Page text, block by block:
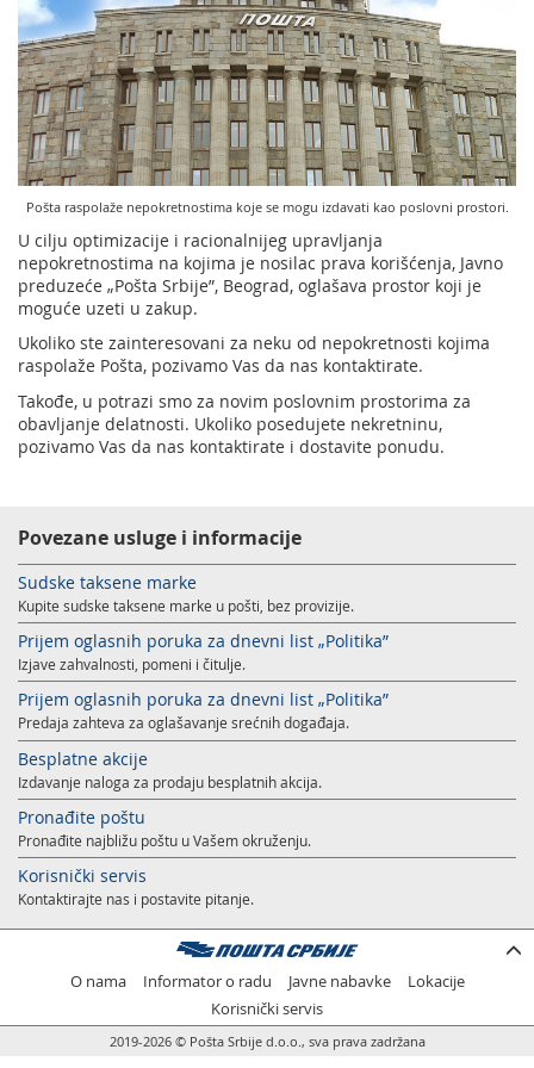
Pravilno adresovanje
Poštanski adresni kod (PAK)
Spisak zabranjenih artikala za uvoz
Usluge za Banku Poštansku štedionicu a. d.
Specifične usluge
Mobilna aplikacija Pošte Srbije
Prodaja, izdavanje i zakup nepokretnosti
Pošte Pet friendly
Prodaja i prekonfiguracija TAG uređaja
Pošta raspolaže nepokretnostima koje se mogu izdavati kao poslovni prostori.
U cilju optimizacije i racionalnijeg upravljanja
nepokretnostima na kojima je nosilac prava korišćenja, Javno
preduzeće „Pošta Srbije”, Beograd, oglašava prostor koji je
moguće uzeti u zakup.
Ukoliko ste zainteresovani za neku od nepokretnosti kojima
raspolaže Pošta, pozivamo Vas da nas kontaktirate.
Takođe, u potrazi smo za novim poslovnim prostorima za
obavljanje delatnosti. Ukoliko posedujete nekretninu,
pozivamo Vas da nas kontaktirate i dostavite ponudu.
Povezane usluge i informacije
Sudske taksene marke
Kupite sudske taksene marke u pošti, bez provizije.
Prijem oglasnih poruka za dnevni list „Politika”
Izjave zahvalnosti, pomeni i čitulje.
Prijem oglasnih poruka za dnevni list „Politika”
Predaja zahteva za oglašavanje srećnih događaja.
Besplatne akcije
Izdavanje naloga za prodaju besplatnih akcija.
Pronađite poštu
Pronađite najbližu poštu u Vašem okruženju.
Korisnički servis
Kontaktirajte nas i postavite pitanje.
O nama Informator o radu Javne nabavke
Lokacije
Korisnički servis
2019-2026 © Pošta Srbije d.o.o., sva prava zadržana